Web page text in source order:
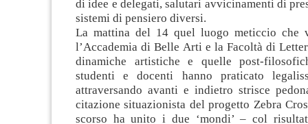
di idee e delegati, salutari avvicinamenti di
sistemi di pensiero diversi.
La mattina del 14 quel luogo meticcio che
l’Accademia di Belle Arti e la Facoltà di
dinamiche artistiche e quelle post-
studenti e docenti hanno praticato
attraversando avanti e indietro strisce
citazione situazionista del progetto Zebra
scorso ha unito i due ‘mondi’ – col